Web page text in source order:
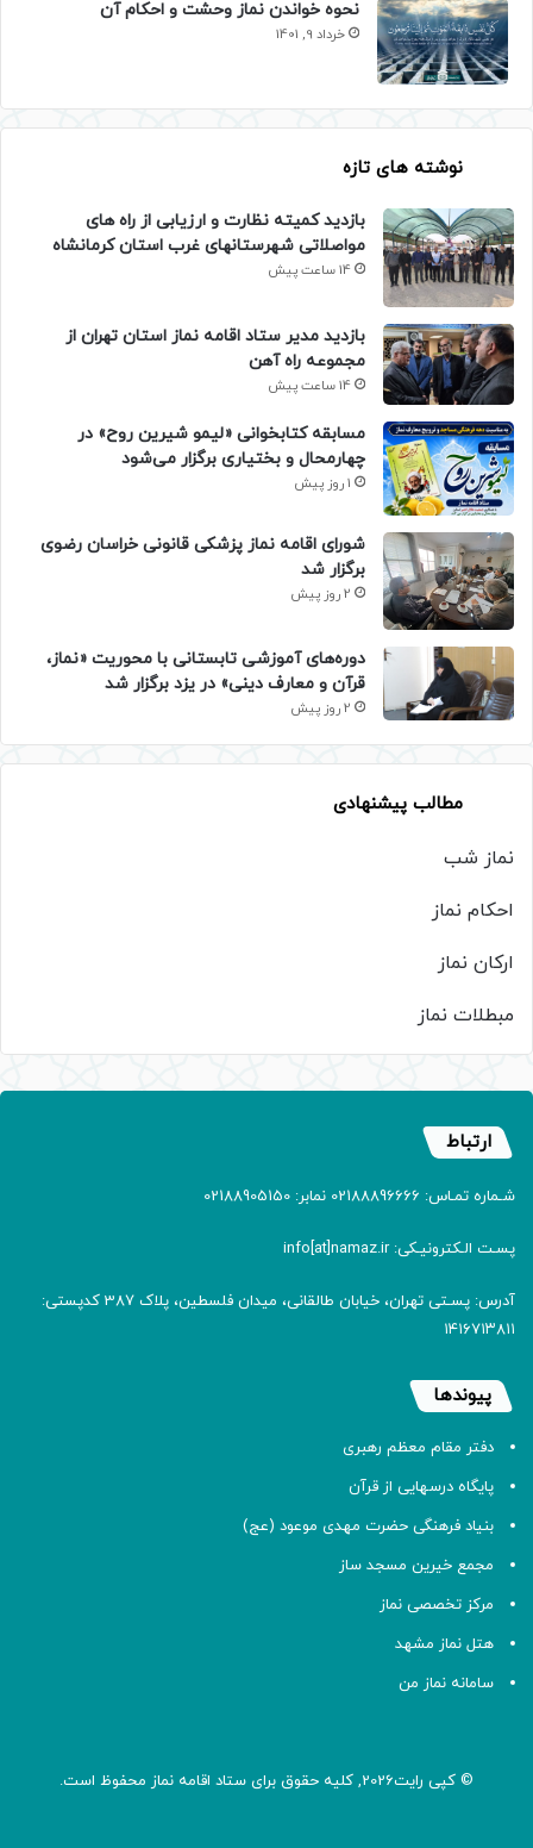
نحوه خواندن نماز وحشت و احکام آن
خرداد 9, 1401
نوشته های تازه
بازدید کمیته نظارت و ارزیابی از راه های
مواصلاتی شهرستانهای غرب استان کرمانشاه
14 ساعت پیش
بازدید مدیر ستاد اقامه نماز استان تهران از
مجموعه راه آهن
14 ساعت پیش
مسابقه کتابخوانی «لیمو شیرین روح» در
چهارمحال و بختیاری برگزار می‌شود
1 روز پیش
شورای اقامه نماز پزشکی قانونی خراسان رضوی
برگزار شد
2 روز پیش
دوره‌های آموزشی تابستانی با محوریت «نماز،
قرآن و معارف دینی» در یزد برگزار شد
2 روز پیش
مطالب پیشنهادی
نماز شب
احکام نماز
ارکان نماز
مبطلات نماز
ارتباط
شـماره تمـاس: 02188896666 نمابر: 02188905150
پسـت الـکترونیـکی: info[at]namaz.ir
آدرس: پسـتی تهران، خیابان طالقانی، میدان فلسطین، پلاک 387 کدپستی:
۱۴۱۶۷۱۳۸۱۱
پیوندها
دفتر مقام معظم رهبری
پایگاه درسهایی از قرآن
بنیاد فرهنگی حضرت مهدی موعود (عج)
مجمع خیرین مسجد ساز
مرکز تخصصی نماز
هتل نماز مشهد
سامانه نماز من
© کپی رایت2026, کلیه حقوق برای ستاد اقامه نماز محفوظ است.